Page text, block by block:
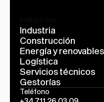
Industria
Construcción
Energía y renovables
Logística
Servicios técnicos
Gestorías
Teléfono